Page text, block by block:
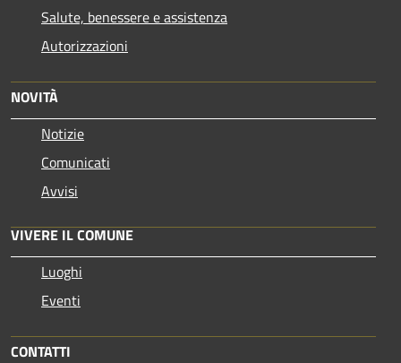
Salute, benessere e assistenza
Autorizzazioni
NOVITÀ
Notizie
Comunicati
Avvisi
VIVERE IL COMUNE
Luoghi
Eventi
CONTATTI